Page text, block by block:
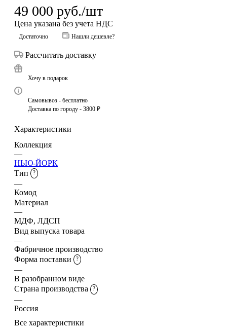
49 000 руб./шт
Цена указана без учета НДС
Достаточно Нашли дешевле?
Рассчитать доставку
Хочу в подарок
Самовывоз - бесплатно
Доставка по городу - 3800 ₽
Характеристики
Коллекция
—
НЬЮ-ЙОРК
Тип
?
—
Комод
Материал
—
МДФ, ЛДСП
Вид выпуска товара
—
Фабричное производство
Форма поставки
?
—
В разобранном виде
Страна производства
?
—
Россия
Все характеристики